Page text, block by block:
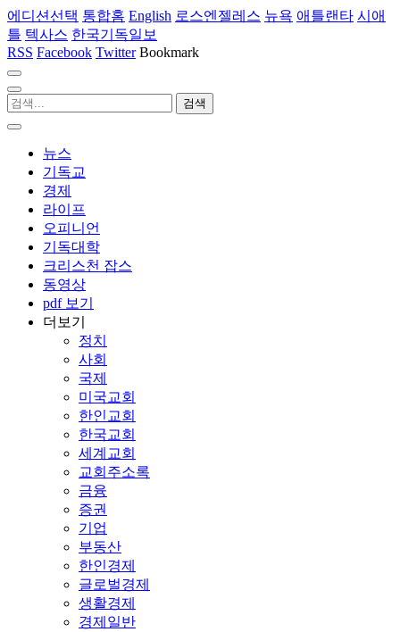
에디션선택 통합홈 English 로스엔젤레스 뉴욕 애틀랜타 시애
틀 텍사스 한국기독일보
RSS Facebook Twitter Bookmark
뉴스
기독교
경제
라이프
오피니언
기독대학
크리스천 잡스
동영상
pdf 보기
더보기
정치
사회
국제
미국교회
한인교회
한국교회
세계교회
교회주소록
금융
증권
기업
부동산
한인경제
글로벌경제
생활경제
경제일반